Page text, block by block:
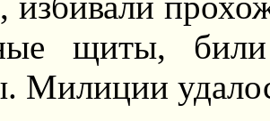
щиты,
Милиции